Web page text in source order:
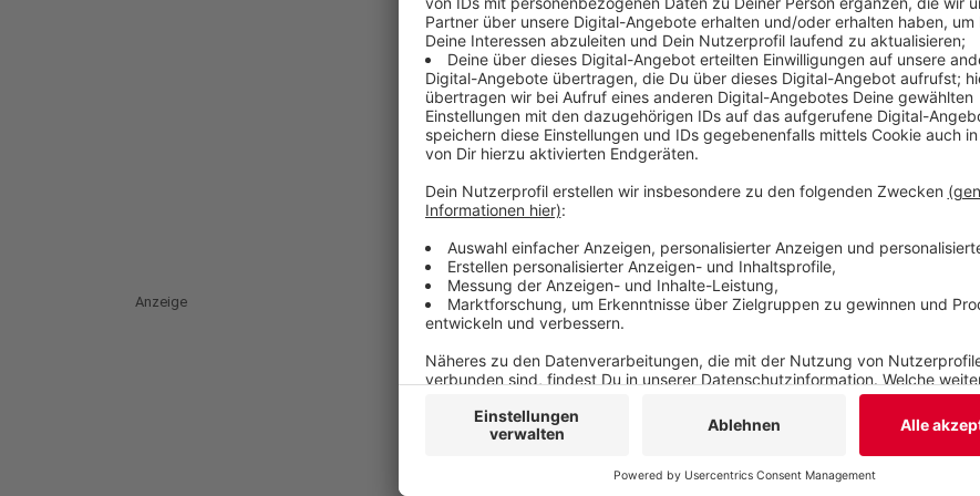
Alle".
Veröffentlicht: Freitag, 11.08.2023 10:09
Anzeige
Anzeige